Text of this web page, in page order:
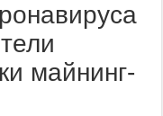
майнинг-